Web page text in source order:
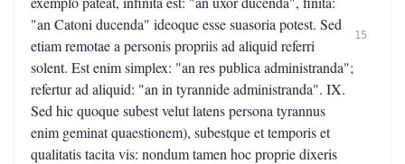
"an Catoni ducenda" ideoque esse suasoria potest. Sed
etiam remotae a personis propriis ad aliquid referri
solent. Est enim simplex: "an res publica administranda";
refertur ad aliquid: "an in tyrannide administranda". IX.
Sed hic quoque subest velut latens persona tyrannus
enim geminat quaestionem), subestque et temporis et
qualitatis tacita vis: nondum tamen hoc proprie dixeris
15